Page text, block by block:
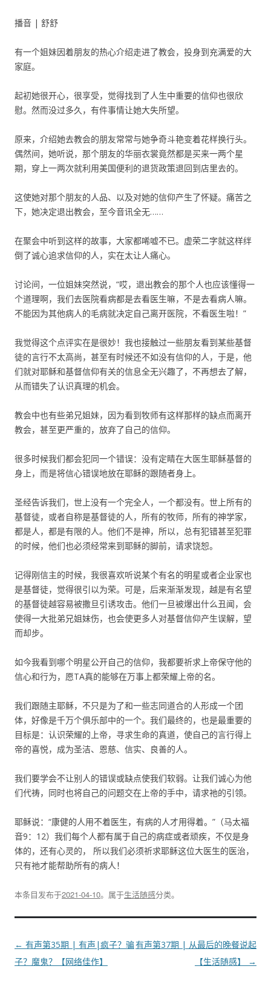
播音 | 舒舒
有一个姐妹因着朋友的热心介绍走进了教会，投身到充满爱的大
家庭。
起初她很开心，很享受，觉得找到了人生中重要的信仰也很欣
慰。然而没过多久，有件事情让她大失所望。
原来，介绍她去教会的朋友常常与她争奇斗艳变着花样换行头。
偶然间，她听说，那个朋友的华丽衣裳竟然都是买来一两个星
期，穿上一两次就利用美国便利的退货政策退回到店里去的。
这使她对那个朋友的人品、以及对她的信仰产生了怀疑。痛苦之
下，她决定退出教会，至今音讯全无……
在聚会中听到这样的故事，大家都唏嘘不已。虚荣二字就这样绊
倒了诚心追求信仰的人，实在太让人痛心。
讨论间，一位姐妹突然说，“哎，退出教会的那个人也应该懂得一
个道理啊，我们去医院看病都是去看医生嘛，不是去看病人嘛。
不能因为其他病人的毛病就决定自己离开医院，不看医生啦！”
我觉得这个点评实在是很妙！我也接触过一些朋友看到某些基督
徒的言行不太高尚，甚至有时候还不如没有信仰的人，于是，他
们就对耶稣和基督信仰有关的信息全无兴趣了，不再想去了解，
从而错失了认识真理的机会。
教会中也有些弟兄姐妹，因为看到牧师有这样那样的缺点而离开
教会，甚至更严重的，放弃了自己的信仰。
很多时候我们都会犯同一个错误：没有定睛在大医生耶稣基督的
身上，而是将信心错误地放在耶稣的跟随者身上。
圣经告诉我们，世上没有一个完全人，一个都没有。世上所有的
基督徒，或者自称是基督徒的人，所有的牧师，所有的神学家，
都是人，都是有限的人。他们不是神，所以，总有犯错甚至犯罪
的时候，他们也必须经常来到耶稣的脚前，请求饶恕。
记得刚信主的时候，我很喜欢听说某个有名的明星或者企业家也
是基督徒，觉得很引以为荣。可是，后来渐渐发现，越是有名望
的基督徒越容易被撒旦引诱攻击。他们一旦被爆出什么丑闻，会
使得一大批弟兄姐妹伤，也会使更多人对基督信仰产生误解，望
而却步。
如今我看到哪个明星公开自己的信仰，我都要祈求上帝保守他的
信心和行为，愿TA真的能够在万事上都荣耀上帝的名。
我们跟随主耶稣，不只是为了和一些志同道合的人形成一个团
体，好像是千万个俱乐部中的一个。我们最终的，也是最重要的
目标是：认识荣耀的上帝，寻求生命的真道，使自己的言行得上
帝的喜悦，成为圣洁、恩慈、信实、良善的人。
我们要学会不让别人的错误或缺点使我们软弱。让我们诚心为他
们代祷，同时也将自己的问题交在上帝的手中，请求祂的引领。
耶稣说：“康健的人用不着医生，有病的人才用得着。”（马太福
音9：12）我们每个人都有属于自己的病症或者顽疾，不仅是身
体的，还有心灵的， 所以我们必须祈求耶稣这位大医生的医治，
只有祂才能帮助所有的病人！
本条目发布于2021-04-10。属于生活随感分类。
文
章
← 有声第35期 | 有声|疯子？骗
子？魔鬼？【网络佳作】
有声第37期 | 从最后的晚餐说起
【生活随感】
→